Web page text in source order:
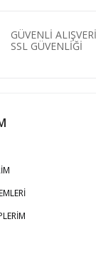
GÜVENLİ
SSL GÜVENLİĞİ